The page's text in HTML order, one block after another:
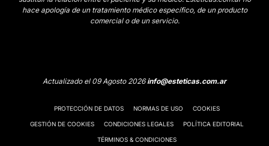
hace apología de un tratamiento médico específico, de un producto
comercial o de un servicio.
Actualizado el 09 Agosto 2026info@esteticas.com.ar
PROTECCIÓN DE DATOS NORMAS DE USO COOKIES
GESTIÓN DE COOKIES CONDICIONES LEGALES POLÍTICA EDITORIAL
TÉRMINOS & CONDICIONES